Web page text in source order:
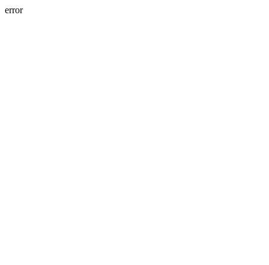
error